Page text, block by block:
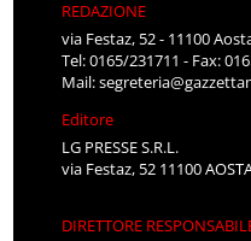
REDAZIONE
via Festaz, 52 - 11100
Tel: 0165/231711 - Fax:
Mail:
Editore
LG PRESSE S.R.L.
via Festaz, 52 11100
DIRETTORE